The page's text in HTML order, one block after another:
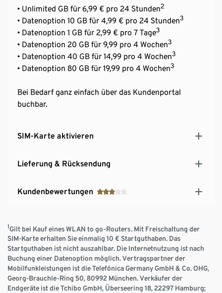
• Unlimited GB für 6,99 € pro 24 Stunden2
• Datenoption 10 GB für 4,99 € pro 24 Stunden3
• Datenoption 1 GB für 2,99 € pro 7 Tage3
• Datenoption 20 GB für 9,99 pro 4 Wochen3
• Datenoption 40 GB für 14,99 pro 4 Wochen3
• Datenoption 80 GB für 19,99 pro 4 Wochen3
Bei Bedarf ganz einfach über das Kundenportal
buchbar.
SIM-Karte aktivieren
Lieferung & Rücksendung
Kundenbewertungen
1Gilt bei Kauf eines WLAN to go-Routers. Mit Freischaltung der
SIM-Karte erhalten Sie einmalig 10 € Startguthaben. Das
Startguthaben ist nicht auszahlbar. Die Internetnutzung ist nach
Buchung einer Datenoption möglich. Vertragspartner der
Mobilfunkleistungen ist die Telefónica Germany GmbH & Co. OHG,
Georg-Brauchle-Ring 50, 80992 München. Verkäufer der
Endgeräte ist die Tchibo GmbH, Überseering 18, 22297 Hamburg;